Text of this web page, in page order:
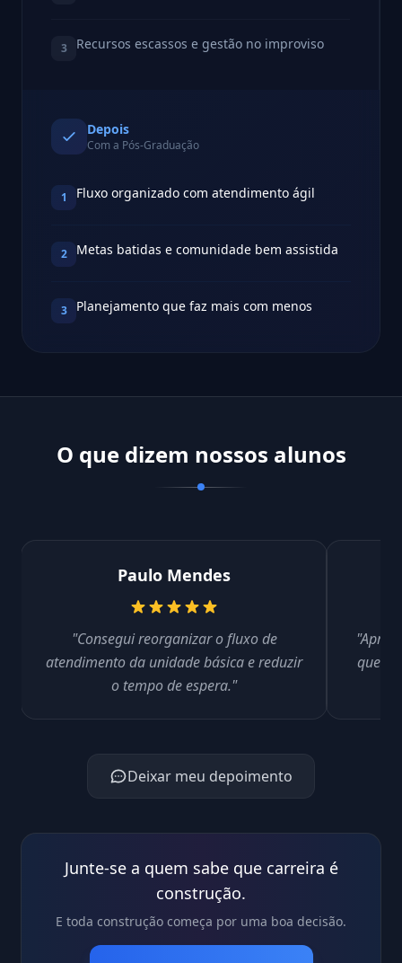
3 Recursos escassos e gestão no improviso
Depois
Com a Pós-Graduação
1 Fluxo organizado com atendimento ágil
2 Metas batidas e comunidade bem assistida
3 Planejamento que faz mais com menos
O que dizem nossos alunos
Paulo Mendes
"Consegui reorganizar o fluxo de
atendimento da unidade básica e reduzir
o tempo de espera."
que
Deixar meu depoimento
Junte-se a quem sabe que carreira é
construção.
E toda construção começa por uma boa decisão.